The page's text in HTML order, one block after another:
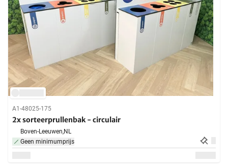
A1-48025-175
2x sorteerprullenbak - circulair
Boven-Leeuwen,NL
Geen minimumprijs